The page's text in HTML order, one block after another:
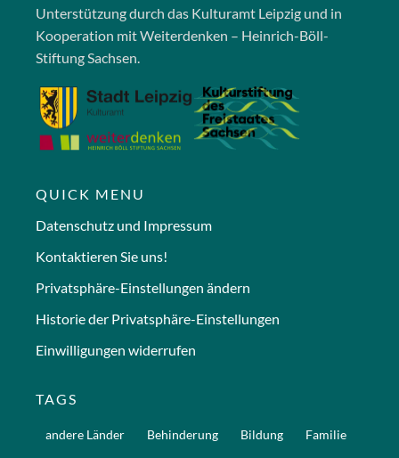
Unterstützung durch das Kulturamt Leipzig und in
Kooperation mit Weiterdenken – Heinrich-Böll-
Stiftung Sachsen.
QUICK MENU
Datenschutz und Impressum
Kontaktieren Sie uns!
Privatsphäre-Einstellungen ändern
Historie der Privatsphäre-Einstellungen
Einwilligungen widerrufen
TAGS
andere Länder Behinderung Bildung Familie